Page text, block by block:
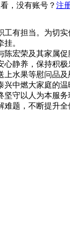
，没有账号？ 注
担当。为切实
。
荣及其家属促
心静养，保持积
果等慰问品及
中燃大家庭的
以人为本服务
题，不断提升